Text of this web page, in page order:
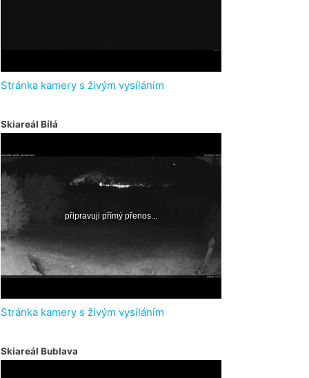
Stránka kamery s živým vysíláním
Skiareál Bílá
Stránka kamery s živým vysíláním
Skiareál Bublava